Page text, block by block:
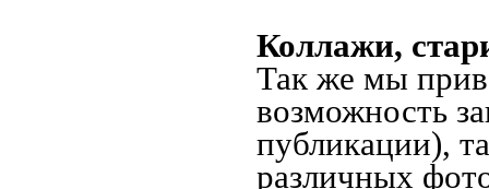
Коллажи,
Так же мы
возможность
публикации),
различных